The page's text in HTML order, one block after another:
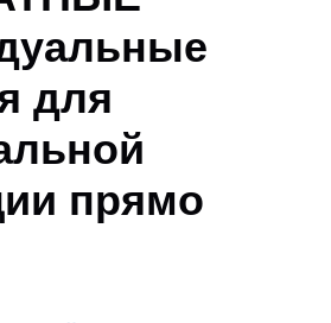
для
прямо